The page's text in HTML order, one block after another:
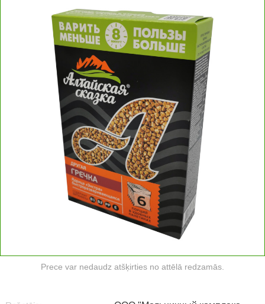
Prece var nedaudz atšķirties no attēlā redzamās.